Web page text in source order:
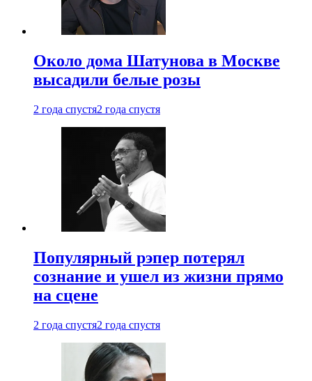
Около дома Шатунова в Москве
высадили белые розы
2 года спустя2 года спустя
Популярный рэпер потерял
сознание и ушел из жизни прямо
на сцене
2 года спустя2 года спустя